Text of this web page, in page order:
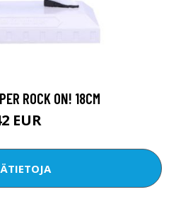
ROCK ON! 18CM
EUR